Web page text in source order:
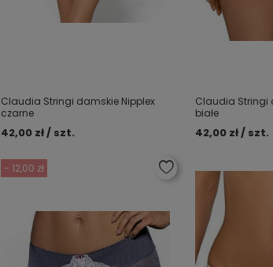
Claudia Stringi damskie Nipplex
czarne
42,00 zł / szt.
Claudia Stringi
białe
42,00 zł / szt.
- 12,00 zł